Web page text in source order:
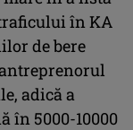
în KA
de bere
adică a
în 5000-10000